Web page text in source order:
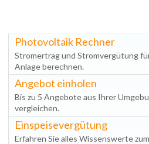
Photovoltaik Rechner
Stromertrag und Stromvergütung
Anlage berechnen.
Angebot einholen
Bis zu 5 Angebote aus Ihrer
vergleichen.
Einspeisevergütung
Erfahren Sie alles Wissenswerte